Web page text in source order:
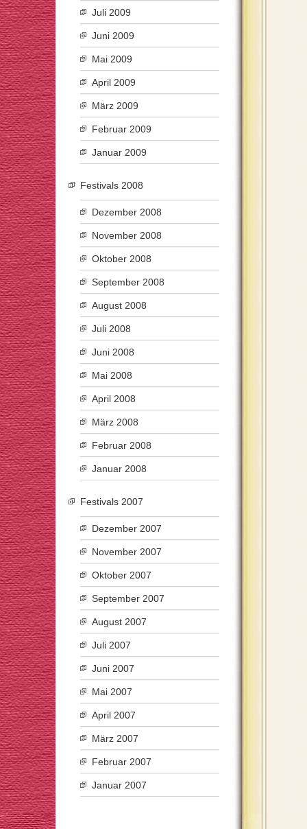
Juli 2009
Juni 2009
Mai 2009
April 2009
März 2009
Februar 2009
Januar 2009
Festivals 2008
Dezember 2008
November 2008
Oktober 2008
September 2008
August 2008
Juli 2008
Juni 2008
Mai 2008
April 2008
März 2008
Februar 2008
Januar 2008
Festivals 2007
Dezember 2007
November 2007
Oktober 2007
September 2007
August 2007
Juli 2007
Juni 2007
Mai 2007
April 2007
März 2007
Februar 2007
Januar 2007